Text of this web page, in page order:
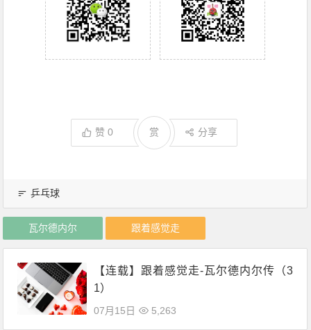
赞0 分享
赏
乒乓球
瓦尔德内尔 跟着感觉走
【连载】跟着感觉走-瓦尔德内尔传（3
1）
07月15日 5,263